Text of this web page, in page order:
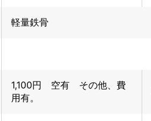
軽量鉄骨
1,100円 空有 その他、費
用有。